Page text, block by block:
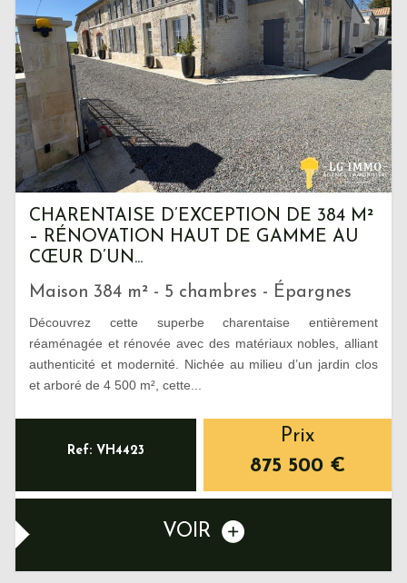
CHARENTAISE D’EXCEPTION DE 384 M²
– RÉNOVATION HAUT DE GAMME AU
CŒUR D’UN...
Maison 384 m² - 5 chambres - Épargnes
Découvrez cette superbe charentaise entièrement
réaménagée et rénovée avec des matériaux nobles, alliant
authenticité et modernité. Nichée au milieu d’un jardin clos
et arboré de 4 500 m², cette...
Ref: VH4423
Prix
875 500 €
VOIR